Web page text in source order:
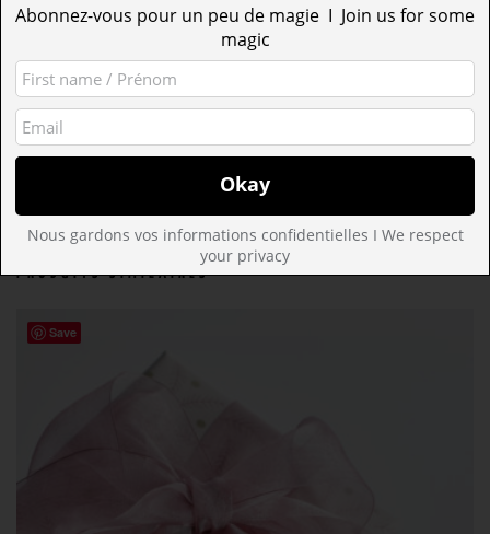
AJOUTER AU PANIER
PRODUITS SIMILAIRES
Save
Abonnez-vous pour un peu de magie I Join us for some
magic
Nous gardons vos informations confidentielles I We respect
your privacy